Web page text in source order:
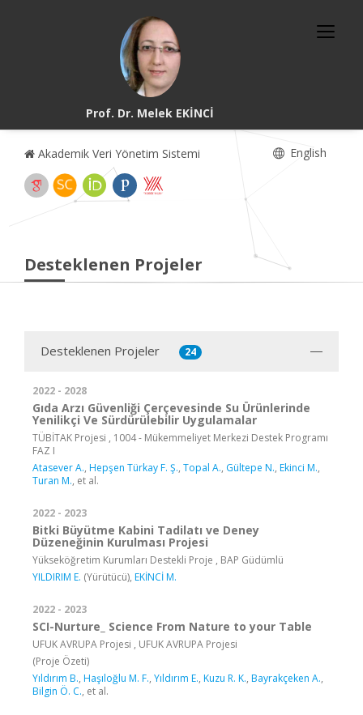
Prof. Dr. Melek EKİNCİ
Akademik Veri Yönetim Sistemi English
Desteklenen Projeler
Desteklenen Projeler 24
2022 - 2028
Gıda Arzı Güvenliği Çerçevesinde Su Ürünlerinde
Yenilikçi Ve Sürdürülebilir Uygulamalar
TÜBİTAK Projesi , 1004 - Mükemmeliyet Merkezi Destek Programı
FAZ I
Atasever A., Hepşen Türkay F. Ş., Topal A., Gültepe N., Ekinci M.,
Turan M., et al.
2022 - 2023
Bitki Büyütme Kabini Tadilatı ve Deney
Düzeneğinin Kurulması Projesi
Yükseköğretim Kurumları Destekli Proje , BAP Güdümlü
YILDIRIM E. (Yürütücü), EKİNCİ M.
2022 - 2023
SCI-Nurture_ Science From Nature to your Table
UFUK AVRUPA Projesi , UFUK AVRUPA Projesi
(Proje Özeti)
Yıldırım B., Haşıloğlu M. F., Yıldırım E., Kuzu R. K., Bayrakçeken A.,
Bilgin Ö. C., et al.